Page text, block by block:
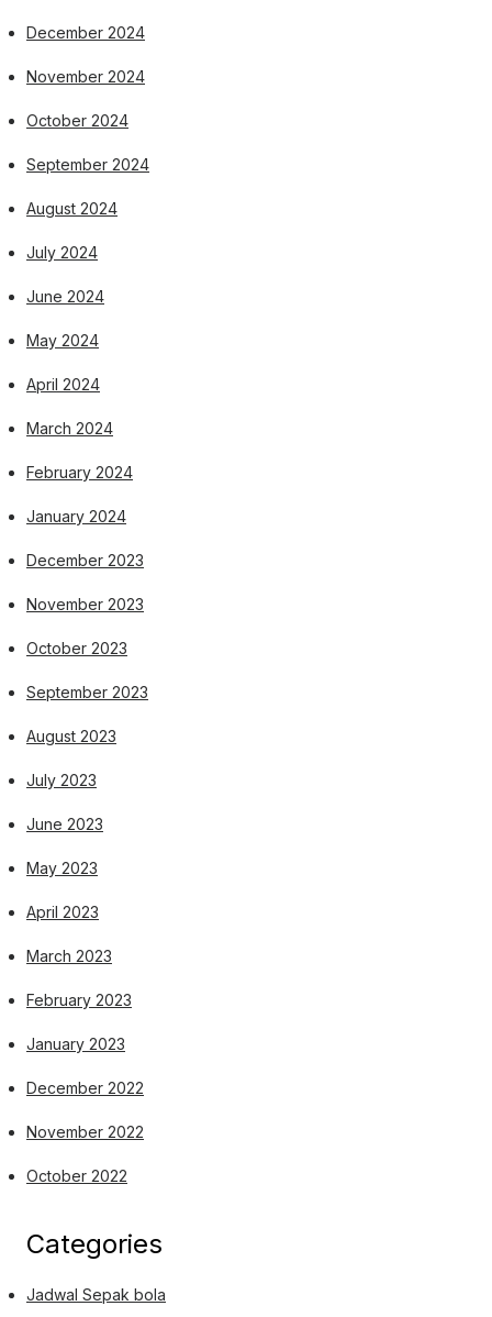
December 2024
November 2024
October 2024
September 2024
August 2024
July 2024
June 2024
May 2024
April 2024
March 2024
February 2024
January 2024
December 2023
November 2023
October 2023
September 2023
August 2023
July 2023
June 2023
May 2023
April 2023
March 2023
February 2023
January 2023
December 2022
November 2022
October 2022
Categories
Jadwal Sepak bola